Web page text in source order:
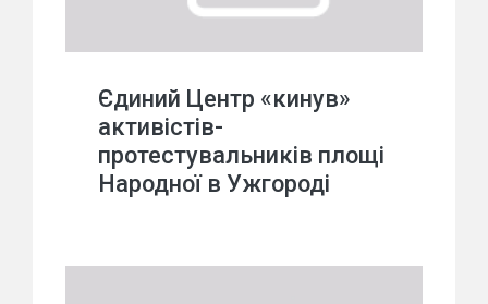
Єдиний Центр «кинув»
активістів-
протестувальників площі
Народної в Ужгороді